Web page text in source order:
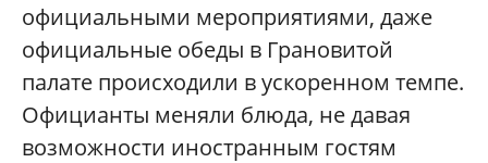
официальными мероприятиями, даже
официальные обеды в Грановитой
палате происходили в ускоренном темпе.
Официанты меняли блюда, не давая
возможности иностранным гостям